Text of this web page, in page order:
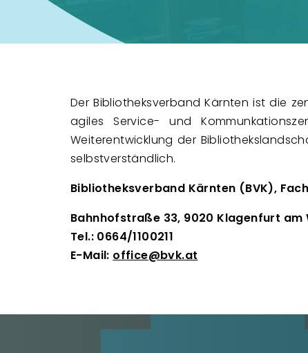
Der Bibliotheksverband Kärnten ist die
agiles Service- und
Weiterentwicklung der
selbstverständlich.
Bibliotheksverband Kärnten (BVK),
Bahnhofstraße 33, 9020 Klagenfurt am
Tel.: 0664/1100211
E-Mail: office@bvk.at